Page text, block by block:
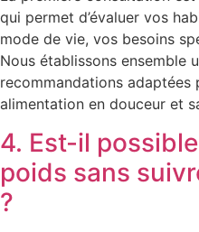
qui permet d’évaluer vos
mode de vie, vos besoins
Nous établissons ensemble
recommandations
alimentation en douceur et
4. Est-il
poids sans
?